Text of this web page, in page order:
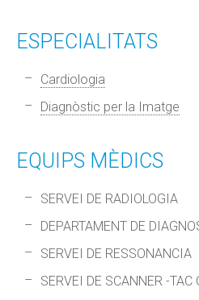
ESPECIALITATS
Cardiologia
Diagnòstic per la Imatge
EQUIPS MÈDICS
SERVEI DE RADIOLOGIA
DEPARTAMENT DE
SERVEI DE RESSONANCIA
SERVEI DE SCANNER -TAC